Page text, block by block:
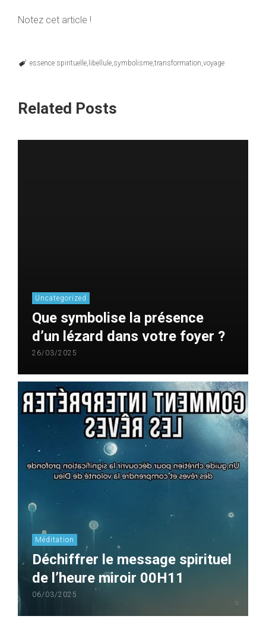
Notez cet article !
essence spirituelle libellule symbolisme transformation voyage
Related Posts
Uncategorized
Que symbolise la présence
d’un lézard dans votre foyer ?
26/03/2025
Méditation
Déchiffrer le message spirituel
de l’heure miroir 00H11
06/03/2025